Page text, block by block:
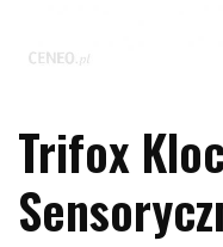
Trifox